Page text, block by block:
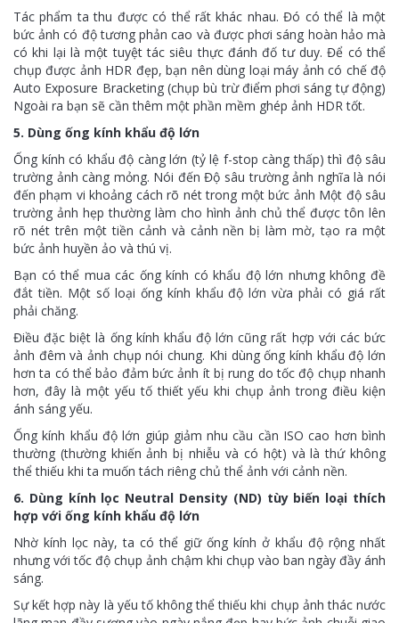
Tác phẩm ta thu được có thể rất khác nhau. Đó có thể là một
bức ảnh có độ tương phản cao và được phơi sáng hoàn hảo mà
có khi lại là một tuyệt tác siêu thực đánh đố tư duy. Để có thể
chụp được ảnh HDR đẹp, bạn nên dùng loại máy ảnh có chế độ
Auto Exposure Bracketing (chụp bù trừ điểm phơi sáng tự động)
Ngoài ra bạn sẽ cần thêm một phần mềm ghép ảnh HDR tốt.
5. Dùng ống kính khẩu độ lớn
Ống kính có khẩu độ càng lớn (tỷ lệ f-stop càng thấp) thì độ sâu
trường ảnh càng mỏng. Nói đến Độ sâu trường ảnh nghĩa là nói
đến phạm vi khoảng cách rõ nét trong một bức ảnh Một độ sâu
trường ảnh hẹp thường làm cho hình ảnh chủ thể được tôn lên
rõ nét trên một tiền cảnh và cảnh nền bị làm mờ, tạo ra một
bức ảnh huyền ảo và thú vị.
Bạn có thể mua các ống kính có khẩu độ lớn nhưng không đề
đắt tiền. Một số loại ống kính khẩu độ lớn vừa phải có giá rất
phải chăng.
Điều đặc biệt là ống kính khẩu độ lớn cũng rất hợp với các bức
ảnh đêm và ảnh chụp nói chung. Khi dùng ống kính khẩu độ lớn
hơn ta có thể bảo đảm bức ảnh ít bị rung do tốc độ chụp nhanh
hơn, đây là một yếu tố thiết yếu khi chụp ảnh trong điều kiện
ánh sáng yếu.
Ống kính khẩu độ lớn giúp giảm nhu cầu cần ISO cao hơn bình
thường (thường khiến ảnh bị nhiễu và có hột) và là thứ không
thể thiếu khi ta muốn tách riêng chủ thể ảnh với cảnh nền.
6. Dùng kính lọc Neutral Density (ND) tùy biến loại thích
hợp với ống kính khẩu độ lớn
Nhờ kính lọc này, ta có thể giữ ống kính ở khẩu độ rộng nhất
nhưng với tốc độ chụp ảnh chậm khi chụp vào ban ngày đầy ánh
sáng.
Sự kết hợp này là yếu tố không thể thiếu khi chụp ảnh thác nước